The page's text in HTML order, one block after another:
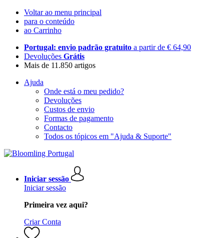
Voltar ao menu principal
para o conteúdo
ao Carrinho
Portugal: envio padrão gratuito a partir de € 64,90
Devoluções Grátis
Mais de 11.850 artigos
Ajuda
Onde está o meu pedido?
Devoluções
Custos de envio
Formas de pagamento
Contacto
Todos os tópicos em "Ajuda & Suporte"
Iniciar sessão
Iniciar sessão
Primeira vez aqui?
Criar Conta